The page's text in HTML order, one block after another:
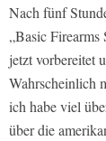
Nach fünf
„Basic Firearms
jetzt vorbereitet
Wahrscheinlich
ich habe viel
über die